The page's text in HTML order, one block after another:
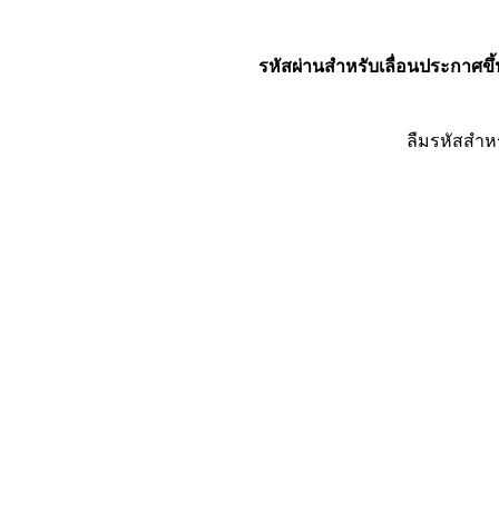
รหัสผ่านสำหรับเลื่อนประกาศขึ้
ลืมรหัสสำ